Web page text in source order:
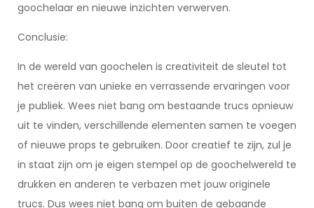
goochelaar en nieuwe inzichten verwerven.
Conclusie:
In de wereld van goochelen is creativiteit de sleutel tot
het creëren van unieke en verrassende ervaringen voor
je publiek. Wees niet bang om bestaande trucs opnieuw
uit te vinden, verschillende elementen samen te voegen
of nieuwe props te gebruiken. Door creatief te zijn, zul je
in staat zijn om je eigen stempel op de goochelwereld te
drukken en anderen te verbazen met jouw originele
trucs. Dus wees niet bang om buiten de gebaande